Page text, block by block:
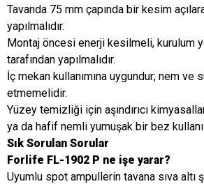
Tavanda 75 mm çapında bir kesim
yapılmalıdır.
Montaj öncesi enerji kesilmeli, kurulum
tarafından yapılmalıdır.
İç mekan kullanımına uygundur; nem ve
etmemelidir.
Yüzey temizliği için aşındırıcı
ya da hafif nemli yumuşak bir bez
Sık Sorulan Sorular
Forlife FL-1902 P ne işe yarar?
Uyumlu spot ampullerin tavana sıva altı